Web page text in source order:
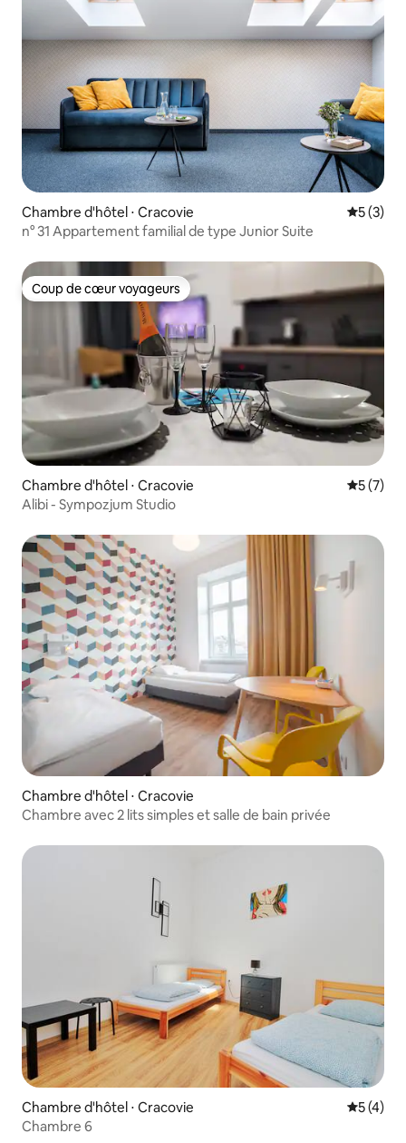
Chambre d'hôtel ⋅ Cracovie
5 (3)
n° 31 Appartement familial de type Junior Suite
Coup de cœur voyageurs
Coup de cœur voyageurs
Chambre d'hôtel ⋅ Cracovie
5 (7)
Alibi - Sympozjum Studio
Chambre d'hôtel ⋅ Cracovie
Chambre avec 2 lits simples et salle de bain privée
Chambre d'hôtel ⋅ Cracovie
5 (4)
Chambre 6